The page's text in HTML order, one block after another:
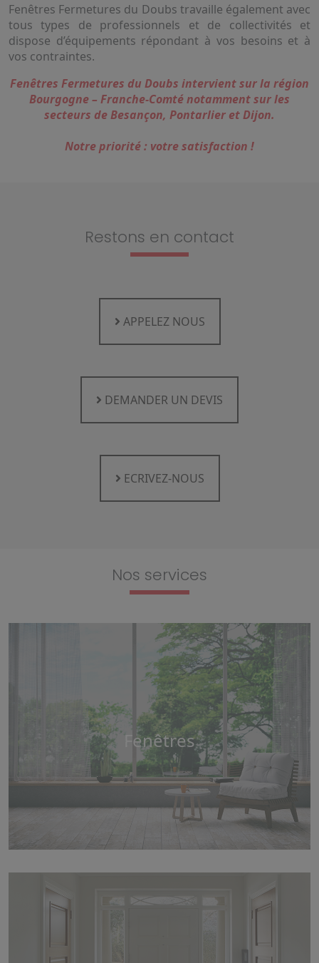
Fenêtres Fermetures du Doubs travaille également avec
tous types de professionnels et de collectivités et
dispose d’équipements répondant à vos besoins et à
vos contraintes.
Fenêtres Fermetures du Doubs intervient sur la région
Bourgogne – Franche-Comté notamment sur les
secteurs de Besançon, Pontarlier et Dijon.
Notre priorité : votre satisfaction !
Restons en contact
APPELEZ NOUS
DEMANDER UN DEVIS
ECRIVEZ-NOUS
Nos services
Fenêtres